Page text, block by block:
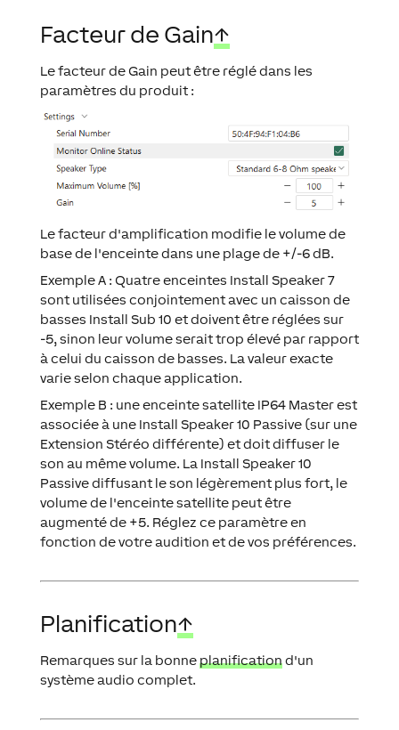
Facteur de Gain↑
Le facteur de Gain peut être réglé dans les
paramètres du produit :
Le facteur d'amplification modifie le volume de
base de l'enceinte dans une plage de +/-6 dB.
Exemple A : Quatre enceintes Install Speaker 7
sont utilisées conjointement avec un caisson de
basses Install Sub 10 et doivent être réglées sur
-5, sinon leur volume serait trop élevé par rapport
à celui du caisson de basses. La valeur exacte
varie selon chaque application.
Exemple B : une enceinte satellite IP64 Master est
associée à une Install Speaker 10 Passive (sur une
Extension Stéréo différente) et doit diffuser le
son au même volume. La Install Speaker 10
Passive diffusant le son légèrement plus fort, le
volume de l'enceinte satellite peut être
augmenté de +5. Réglez ce paramètre en
fonction de votre audition et de vos préférences.
Planification↑
Remarques sur la bonneplanificationd'un
système audio complet.